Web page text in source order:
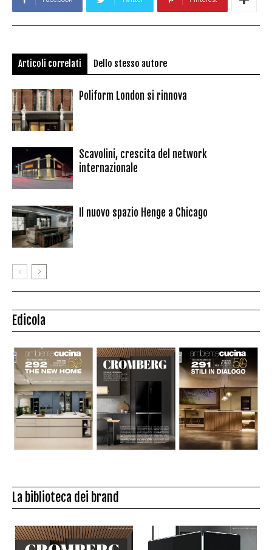
Articoli correlati Dello stesso autore
Poliform London si rinnova
Scavolini, crescita del network
internazionale
Il nuovo spazio Henge a Chicago
Edicola
La biblioteca dei brand